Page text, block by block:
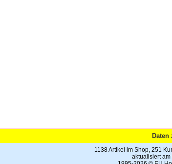
1138 Artikel im Shop, 251
aktualisiert